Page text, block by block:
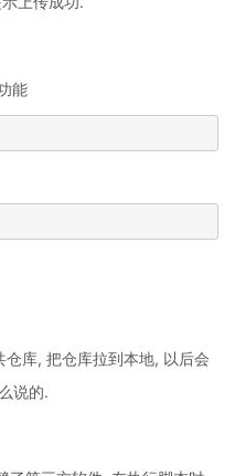
能
库, 把仓库拉到本地, 以后会
说的.